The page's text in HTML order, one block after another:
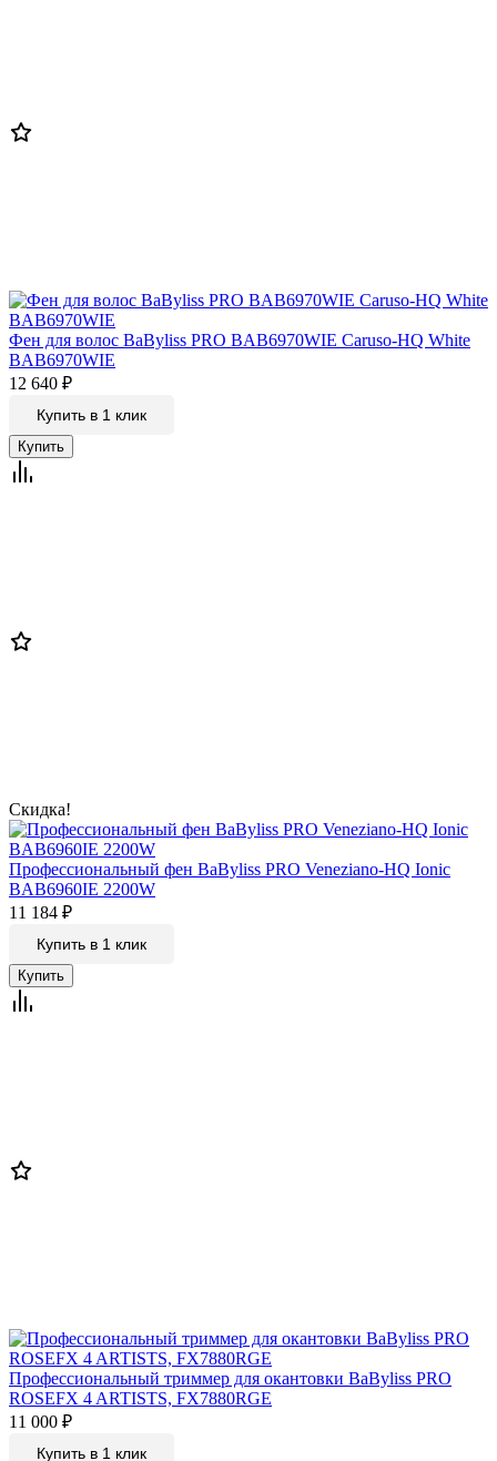
Фен для волос BaByliss PRO BAB6970WIE Caruso-HQ White
BAB6970WIE
12 640 ₽
Купить в 1 клик
Скидка!
Профессиональный фен BaByliss PRO Veneziano-HQ Ionic
BAB6960IE 2200W
11 184 ₽
Купить в 1 клик
Профессиональный триммер для окантовки BaByliss PRO
ROSEFX 4 ARTISTS, FX7880RGE
11 000 ₽
Купить в 1 клик